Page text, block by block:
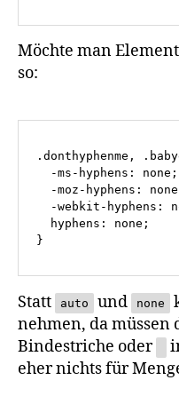
Möchte man
so:
.donthyphenme,
  -ms-hyphens: none;
-moz-hyphens:
-webkit-hyphens:
  hyphens: none;
}
Statt auto und none
nehmen, da müssen
Bindestriche oder
eher nichts für